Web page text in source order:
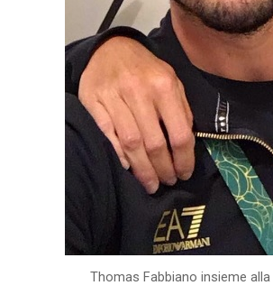
Thomas Fabbiano insieme